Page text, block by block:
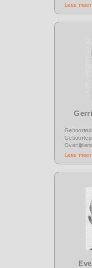
Lees meer
Lees meer